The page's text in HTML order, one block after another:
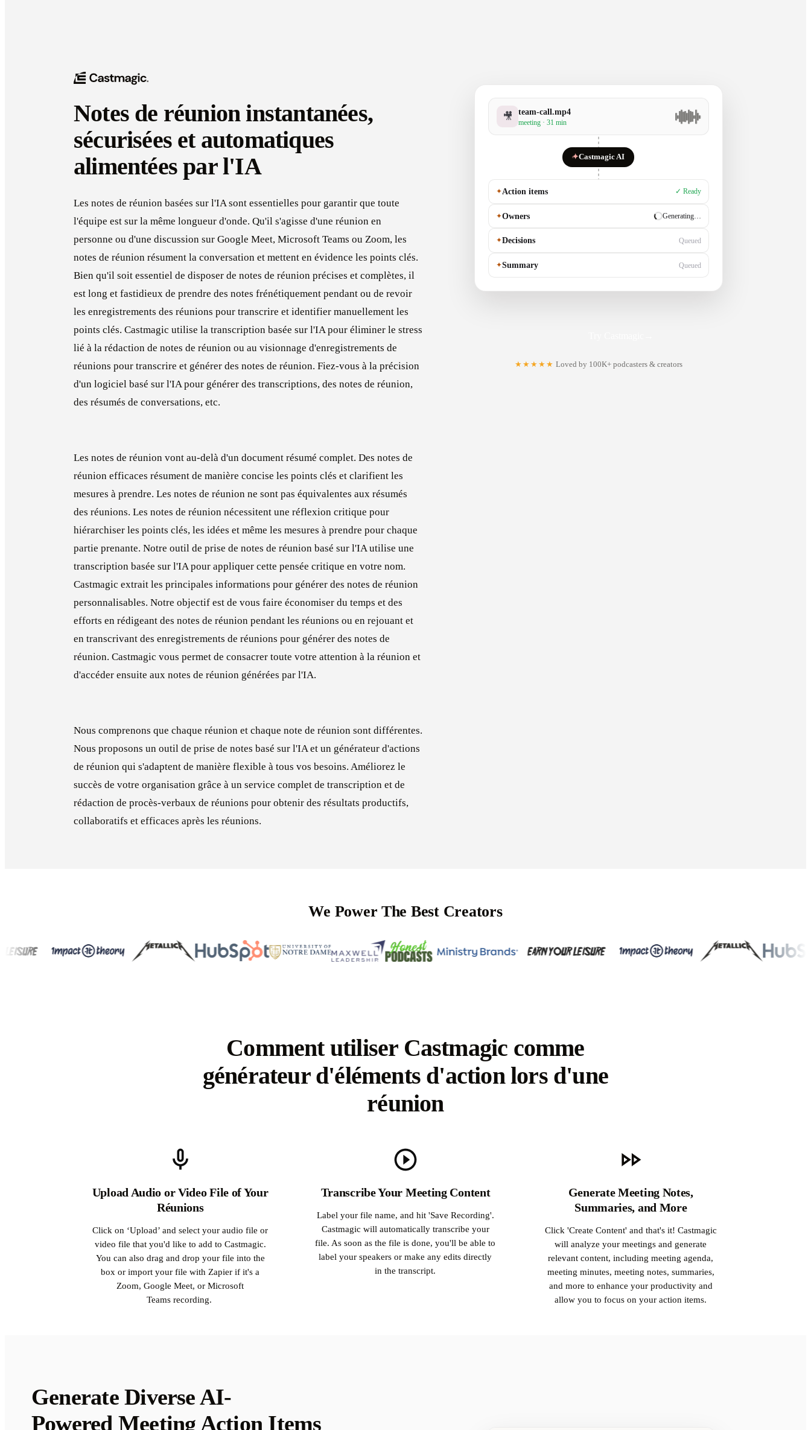
Notes de réunion instantanées,
sécurisées et automatiques
alimentées par l'IA
Les notes de réunion basées sur l'IA sont essentielles pour garantir que toute
l'équipe est sur la même longueur d'onde. Qu'il s'agisse d'une réunion en
personne ou d'une discussion sur Google Meet, Microsoft Teams ou Zoom, les
notes de réunion résument la conversation et mettent en évidence les points clés.
Bien qu'il soit essentiel de disposer de notes de réunion précises et complètes, il
est long et fastidieux de prendre des notes frénétiquement pendant ou de revoir
les enregistrements des réunions pour transcrire et identifier manuellement les
points clés. Castmagic utilise la transcription basée sur l'IA pour éliminer le stress
lié à la rédaction de notes de réunion ou au visionnage d'enregistrements de
réunions pour transcrire et générer des notes de réunion. Fiez-vous à la précision
d'un logiciel basé sur l'IA pour générer des transcriptions, des notes de réunion,
des résumés de conversations, etc.
Les notes de réunion vont au-delà d'un document résumé complet. Des notes de
réunion efficaces résument de manière concise les points clés et clarifient les
mesures à prendre. Les notes de réunion ne sont pas équivalentes aux résumés
des réunions. Les notes de réunion nécessitent une réflexion critique pour
hiérarchiser les points clés, les idées et même les mesures à prendre pour chaque
partie prenante. Notre outil de prise de notes de réunion basé sur l'IA utilise une
transcription basée sur l'IA pour appliquer cette pensée critique en votre nom.
Castmagic extrait les principales informations pour générer des notes de réunion
personnalisables. Notre objectif est de vous faire économiser du temps et des
efforts en rédigeant des notes de réunion pendant les réunions ou en rejouant et
en transcrivant des enregistrements de réunions pour générer des notes de
réunion. Castmagic vous permet de consacrer toute votre attention à la réunion et
d'accéder ensuite aux notes de réunion générées par l'IA.
Nous comprenons que chaque réunion et chaque note de réunion sont différentes.
Nous proposons un outil de prise de notes basé sur l'IA et un générateur d'actions
de réunion qui s'adaptent de manière flexible à tous vos besoins. Améliorez le
succès de votre organisation grâce à un service complet de transcription et de
rédaction de procès-verbaux de réunions pour obtenir des résultats productifs,
collaboratifs et efficaces après les réunions.
🎥 team-call.mp4
meeting · 31 min
✦Castmagic AI
✦Action items ✓ Ready
✦Owners ✓ Ready
✦Decisions Generating…
✦Summary Queued
★★★★★ Loved by 100K+ podcasters & creators
We Power The Best Creators
Comment utiliser Castmagic comme
générateur d'éléments d'action lors d'une
réunion
Upload Audio or Video File of Your
Réunions
Click on ‘Upload’ and select your audio file or
video file that you'd like to add to Castmagic.
You can also drag and drop your file into the
box or import your file with Zapier if it's a
Zoom, Google Meet, or Microsoft
Teams recording.
Transcribe Your Meeting Content
Label your file name, and hit 'Save Recording'.
Castmagic will automatically transcribe your
file. As soon as the file is done, you'll be able to
label your speakers or make any edits directly
in the transcript.
Generate Meeting Notes,
Summaries, and More
Click 'Create Content' and that's it! Castmagic
will analyze your meetings and generate
relevant content, including meeting agenda,
meeting minutes, meeting notes, summaries,
and more to enhance your productivity and
allow you to focus on your action items.
Generate Diverse AI-
Powered Meeting Action Items